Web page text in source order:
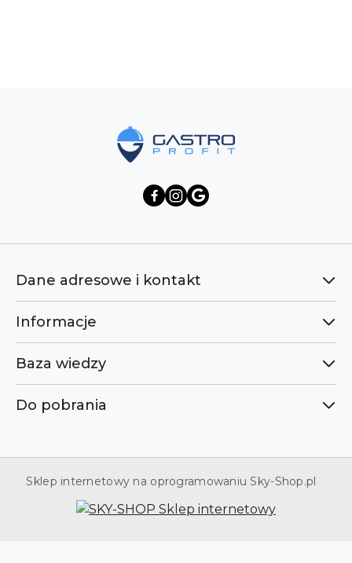
Dane adresowe i kontakt
Informacje
Baza wiedzy
Do pobrania
Sklep internetowy na oprogramowaniu Sky-Shop.pl